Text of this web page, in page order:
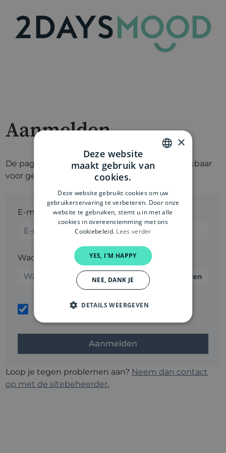
Aanmelden
De pagina die je wilt bekijken, is alleen beschikbaar
voor geregistreerde gebruikers.
E-mail*
Wachtwoord*
Weergeven
Onthoud mij
Wachtwoord
Loop je tegen problemen aan? Neem dan contact
op met de sitebeheerder.
DUTCH
×
Deze website
maakt gebruik van
cookies.
Deze website gebruikt cookies om uw
gebruikerservaring te verbeteren. Door onze
website te gebruiken, stemt u in met alle
cookies in overeenstemming met ons
Cookiebeleid. Lees verder
YES, I'M HAPPY
NEE, DANK JE
DETAILS WEERGEVEN